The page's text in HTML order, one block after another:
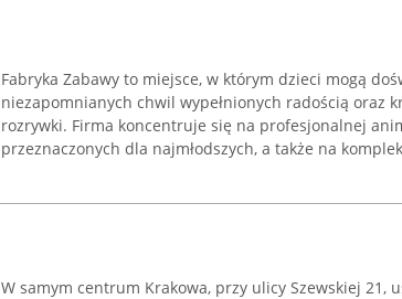
Fabryka Zabawy to miejsce, w którym dzieci mogą
niezapomnianych chwil wypełnionych radością oraz
rozrywki. Firma koncentruje się na profesjonalnej
przeznaczonych dla najmłodszych, a także na
W samym centrum Krakowa, przy ulicy Szewskiej 21,